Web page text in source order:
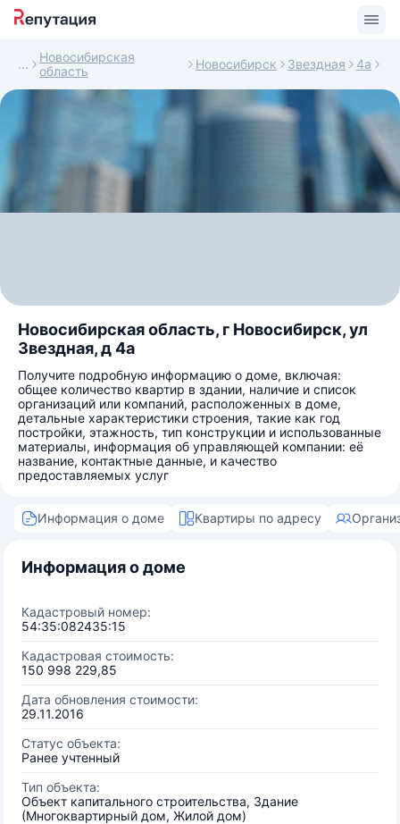
Новосибирская
область
Новосибирск Звездная 4а
Новосибирская область, г Новосибирск, ул
Звездная, д 4а
Получите подробную информацию о доме, включая:
общее количество квартир в здании, наличие и список
организаций или компаний, расположенных в доме,
детальные характеристики строения, такие как год
постройки, этажность, тип конструкции и использованные
материалы, информация об управляющей компании: её
название, контактные данные, и качество
предоставляемых услуг
Информация о доме Квартиры по адресу
Информация о доме
Кадастровый номер:
54:35:082435:15
Кадастровая стоимость:
150 998 229,85
Дата обновления стоимости:
29.11.2016
Статус объекта:
Ранее учтенный
Тип объекта:
Объект капитального строительства, Здание
(Многоквартирный дом, Жилой дом)